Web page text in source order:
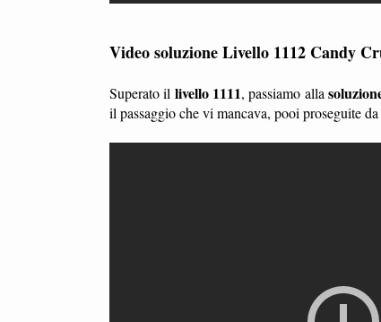
Video soluzione Livello 1112 Candy
Superato il livello 1111, passiamo alla
il passaggio che vi mancava, pooi proseguite